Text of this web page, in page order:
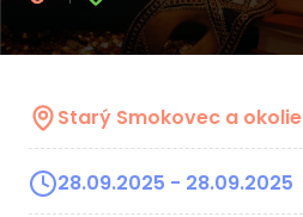
Starý Smokovec a okolie
28.09.2025 - 28.09.2025